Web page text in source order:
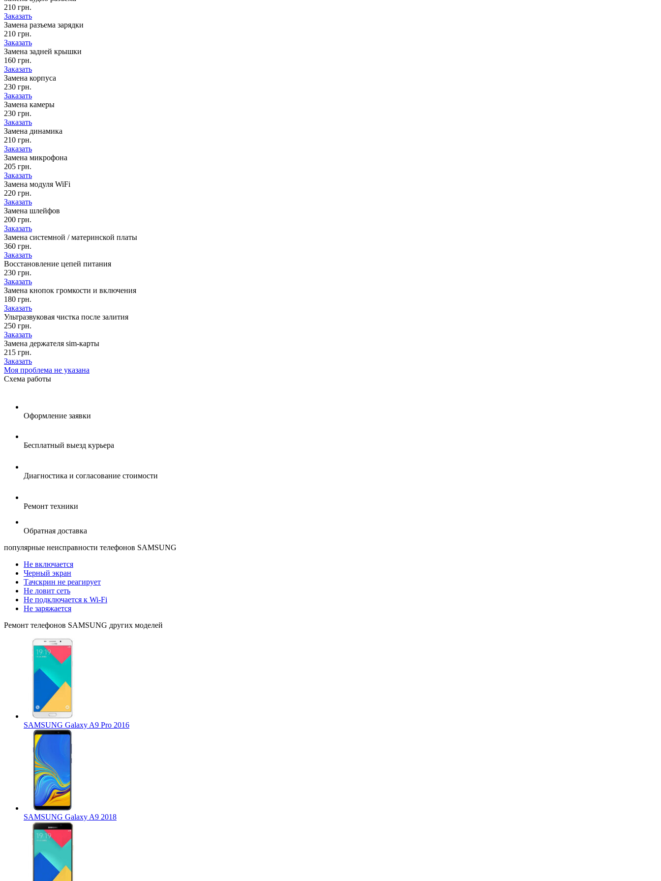
210 грн.
Заказать
Замена разъема зарядки
210 грн.
Заказать
Замена задней крышки
160 грн.
Заказать
Замена корпуса
230 грн.
Заказать
Замена камеры
230 грн.
Заказать
Замена динамика
210 грн.
Заказать
Замена микрофона
205 грн.
Заказать
Замена модуля WiFi
220 грн.
Заказать
Замена шлейфов
200 грн.
Заказать
Замена системной / материнской платы
360 грн.
Заказать
Восстановление цепей питания
230 грн.
Заказать
Замена кнопок громкости и включения
180 грн.
Заказать
Ультразвуковая чистка после залития
250 грн.
Заказать
Замена держателя sim-карты
215 грн.
Заказать
Моя проблема не указана
Схема работы
Оформление заявки
Бесплатный выезд курьера
Диагностика и согласование стоимости
Ремонт техники
Обратная доставка
популярные неисправности телефонов SAMSUNG
Не включается
Черный экран
Тачскрин не реагирует
Не ловит сеть
Не подключается к Wi-Fi
Не заряжается
Ремонт телефонов SAMSUNG других моделей
SAMSUNG Galaxy A9 Pro 2016
SAMSUNG Galaxy A9 2018